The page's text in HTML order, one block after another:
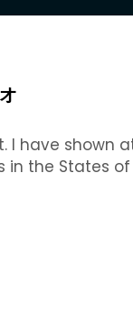
have shown
in the States